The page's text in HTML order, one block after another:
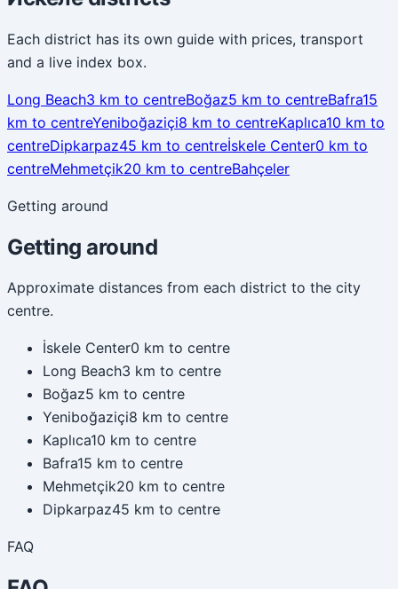
Each district has its own guide with prices, transport
and a live index box.
Long Beach3 km to centreBoğaz5 km to centreBafra15
km to centreYeniboğaziçi8 km to centreKaplıca10 km to
centreDipkarpaz45 km to centreİskele Center0 km to
centreMehmetçik20 km to centreBahçeler
Getting around
Getting around
Approximate distances from each district to the city
centre.
İskele Center0 km to centre
Long Beach3 km to centre
Boğaz5 km to centre
Yeniboğaziçi8 km to centre
Kaplıca10 km to centre
Bafra15 km to centre
Mehmetçik20 km to centre
Dipkarpaz45 km to centre
FAQ